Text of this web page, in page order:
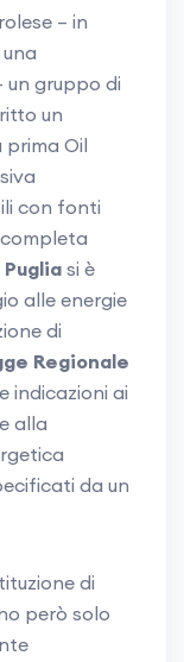
– in
un gruppo di
un
Oil
con fonti
si è
alle energie
di
Regionale
indicazioni ai
alla
da un
di
però solo